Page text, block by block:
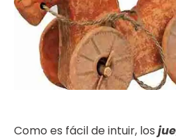
Como es fácil de intuir, los